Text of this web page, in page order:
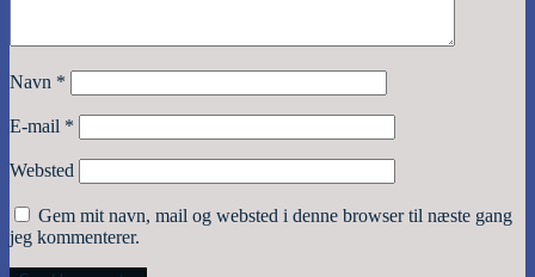
Navn *
E-mail *
Websted
Gem mit navn, mail og websted i denne browser til næste gang
jeg kommenterer.